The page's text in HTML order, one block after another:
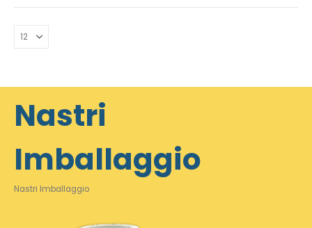
Nastri
Imballaggio
Nastri Imballaggio